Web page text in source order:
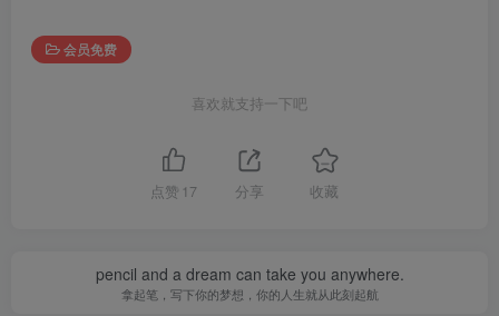
会员免费
喜欢就支持一下吧
点赞 17 分享 收藏
pencil and a dream can take you anywhere.
拿起笔，写下你的梦想，你的人生就从此刻起航